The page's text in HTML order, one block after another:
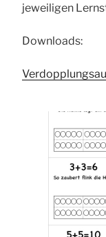
jeweiligen
Downloads: